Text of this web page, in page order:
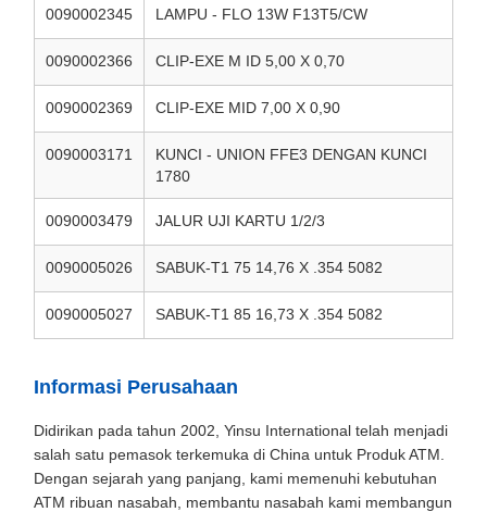
0090002345 LAMPU - FLO 13W F13T5/CW
0090002366 CLIP-EXE M ID 5,00 X 0,70
0090002369 CLIP-EXE MID 7,00 X 0,90
0090003171
KUNCI - UNION FFE3 DENGAN KUNCI
1780
0090003479 JALUR UJI KARTU 1/2/3
0090005026 SABUK-T1 75 14,76 X .354 5082
0090005027 SABUK-T1 85 16,73 X .354 5082
Informasi Perusahaan
Didirikan pada tahun 2002, Yinsu International telah menjadi
salah satu pemasok terkemuka di China untuk Produk ATM.
Dengan sejarah yang panjang, kami memenuhi kebutuhan
ATM ribuan nasabah, membantu nasabah kami membangun